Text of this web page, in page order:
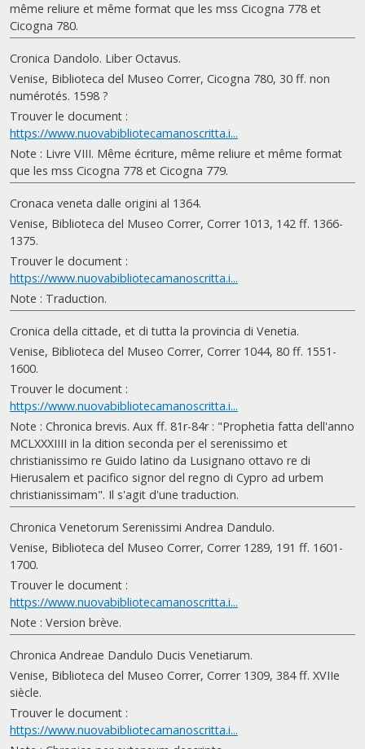
même reliure et même format que les mss Cicogna 778 et
Cicogna 780.
Cronica Dandolo. Liber Octavus.
Venise, Biblioteca del Museo Correr, Cicogna 780, 30 ff. non
numérotés. 1598 ?
Trouver le document :
https://www.nuovabibliotecamanoscritta.i...
Note : Livre VIII. Même écriture, même reliure et même format
que les mss Cicogna 778 et Cicogna 779.
Cronaca veneta dalle origini al 1364.
Venise, Biblioteca del Museo Correr, Correr 1013, 142 ff. 1366-
1375.
Trouver le document :
https://www.nuovabibliotecamanoscritta.i...
Note : Traduction.
Cronica della cittade, et di tutta la provincia di Venetia.
Venise, Biblioteca del Museo Correr, Correr 1044, 80 ff. 1551-
1600.
Trouver le document :
https://www.nuovabibliotecamanoscritta.i...
Note : Chronica brevis. Aux ff. 81r-84r : "Prophetia fatta dell'anno
MCLXXXIIII in la dition seconda per el serenissimo et
christianissimo re Guido latino da Lusignano ottavo re di
Hierusalem et pacifico signor del regno di Cypro ad urbem
christianissimam". Il s'agit d'une traduction.
Chronica Venetorum Serenissimi Andrea Dandulo.
Venise, Biblioteca del Museo Correr, Correr 1289, 191 ff. 1601-
1700.
Trouver le document :
https://www.nuovabibliotecamanoscritta.i...
Note : Version brève.
Chronica Andreae Dandulo Ducis Venetiarum.
Venise, Biblioteca del Museo Correr, Correr 1309, 384 ff. XVIIe
siècle.
Trouver le document :
https://www.nuovabibliotecamanoscritta.i...